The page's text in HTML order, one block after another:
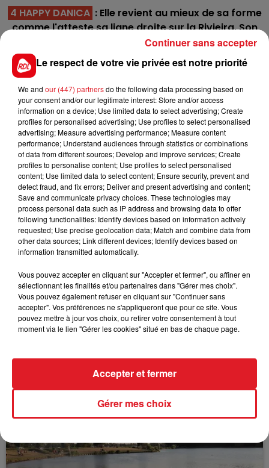
4 HAPPY DANICA : Elle revient au mieux de sa forme
comme l'atteste sa ligne droite sur la Rivieira. Son
retour à Vincennes avec une distance à sa
convenance sera à suivre avec intérêt.
6 IDEAL DU ROCHER
distances qui est le plus à son avantage, mais sa
regularité plaide en sa faveur depuis plusieurs mois.
Pour la 5éme place.En direct des pistes :
*************
En direct des pistes
FILS D'ACTUS
15 juillet 2026
BÉTHUNE: ENQUÊTE POUR HOMICIDE
VOLONTAIRE EN COURS, APRÈS LA...
Selon les premiers éléments, le logement servait
à des prostituées
Le respect de votre vie privée est notre priorité
We and our (447) partnersdo the following data processing based on
your consent and/or our legitimate interest: Store and/or access
information on a device; Use limited data to select advertising; Create
profiles for personalised advertising; Use profiles to select personalised
advertising; Measure advertising performance; Measure content
performance; Understand audiences through statistics or combinations
of data from different sources; Develop and improve services; Create
profiles to personalise content; Use profiles to select personalised
content; Use limited data to select content; Ensure security, prevent and
detect fraud, and fix errors; Deliver and present advertising and content;
Save and communicate privacy choices. These technologies may
process personal data such as IP address and browsing data to offer
following functionalities: Identify devices based on information actively
requested; Use precise geolocation data; Match and combine data from
other data sources; Link different devices; Identify devices based on
information transmitted automatically.
Vous pouvez accepter en cliquant sur "Accepter et fermer", ou affiner en
sélectionnant les finalités et/ou partenaires dans "Gérer mes choix".
Vous pouvez également refuser en cliquant sur "Continuer sans
accepter". Vos préférences ne s'appliqueront que pour ce site. Vous
pouvez mettre à jour vos choix, ou retirer votre consentement à tout
moment via le lien "Gérer les cookies" situé en bas de chaque page.
Gérer mes choix
Accepter et fermer
Continuer sans accepter